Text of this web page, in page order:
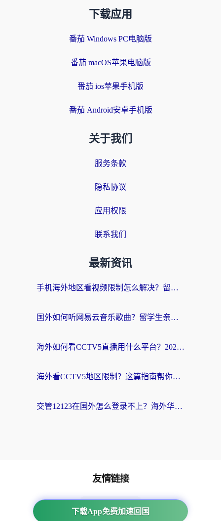
下载应用
番茄 Windows PC电脑版
番茄 macOS苹果电脑版
番茄 ios苹果手机版
番茄 Android安卓手机版
关于我们
服务条款
隐私协议
应用权限
联系我们
最新资讯
手机海外地区看视频限制怎么解决？留学生亲测有效的回国加速器指南
国外如何听网易云音乐歌曲？留学生亲测有效的回国加速方案
海外如何看CCTV5直播用什么平台？2026最新指南：看欧洲杯、中超、奥运不再卡
海外看CCTV5地区限制？这篇指南帮你流畅看欧洲杯、NBA还听中文解说
交管12123在国外怎么登录不上？海外华人必看的回国加速器选择指南
下载App免费加速回国
友情链接
海外回国加速器